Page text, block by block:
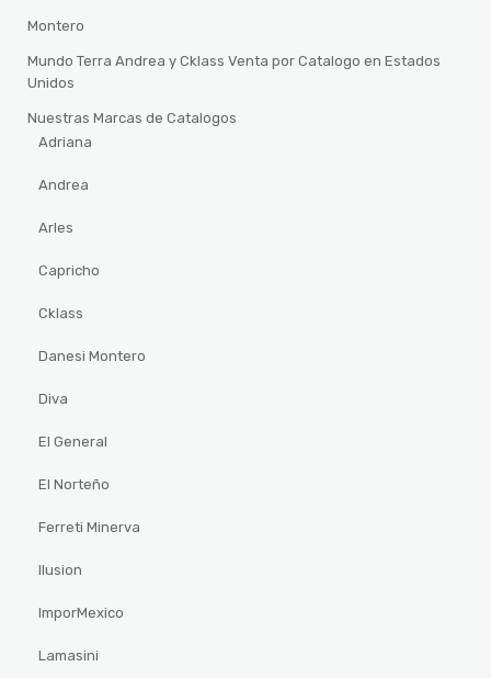
Montero
Mundo Terra Andrea y Cklass Venta por Catalogo en Estados
Unidos
Nuestras Marcas de Catalogos
Adriana
Andrea
Arles
Capricho
Cklass
Danesi Montero
Diva
El General
El Norteño
Ferreti Minerva
Ilusion
ImporMexico
Lamasini